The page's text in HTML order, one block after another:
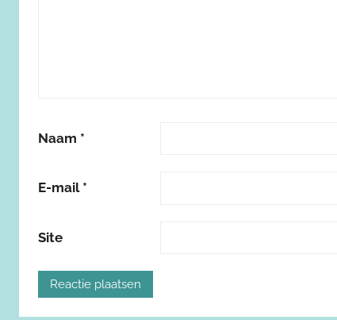
Naam *
E-mail *
Site